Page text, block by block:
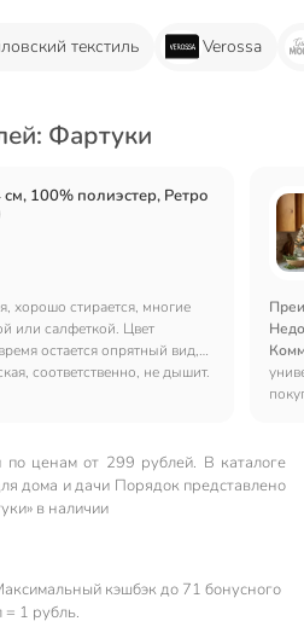
текстиль Verossa
Фартуки
100% полиэстер, Ретро
хорошо стирается, многие
или салфеткой. Цвет
остается опрятный вид,
соответственно, не дышит.
по ценам от 299 рублей. В каталоге
дома и дачи Порядок представлено
в наличии
кэшбэк до 71 бонусного
= 1 рубль.